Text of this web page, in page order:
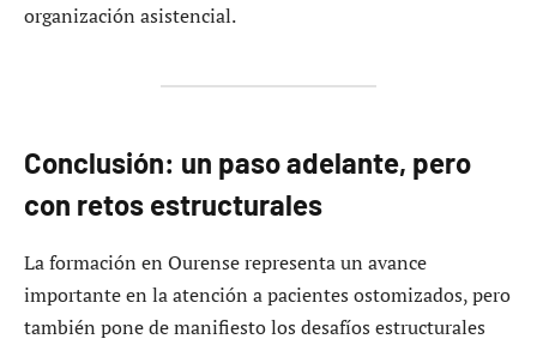
organización asistencial.
Conclusión: un paso adelante, pero
con retos estructurales
La formación en Ourense representa un avance
importante en la atención a pacientes ostomizados, pero
también pone de manifiesto los desafíos estructurales